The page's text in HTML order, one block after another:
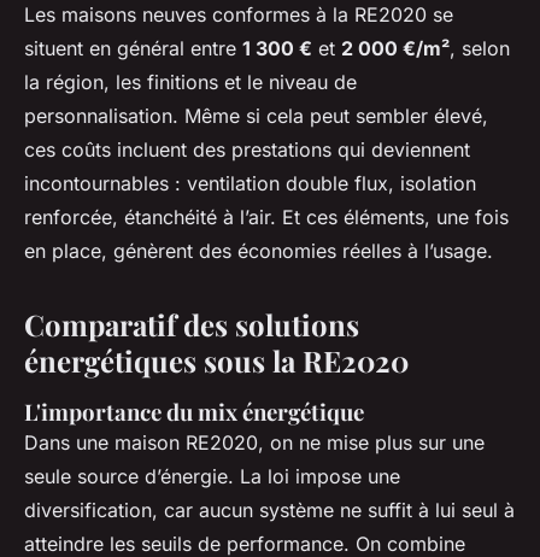
Les maisons neuves conformes à la RE2020 se
situent en général entre 1 300 € et 2 000 €/m², selon
la région, les finitions et le niveau de
personnalisation. Même si cela peut sembler élevé,
ces coûts incluent des prestations qui deviennent
incontournables : ventilation double flux, isolation
renforcée, étanchéité à l’air. Et ces éléments, une fois
en place, génèrent des économies réelles à l’usage.
Comparatif des solutions
énergétiques sous la RE2020
L'importance du mix énergétique
Dans une maison RE2020, on ne mise plus sur une
seule source d’énergie. La loi impose une
diversification, car aucun système ne suffit à lui seul à
atteindre les seuils de performance. On combine